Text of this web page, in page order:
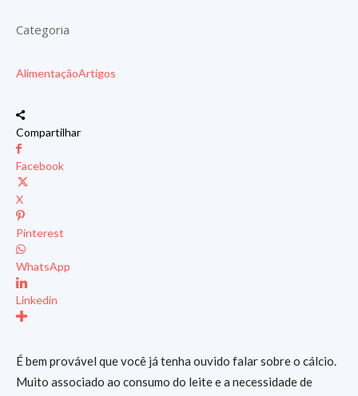
Categoria
AlimentaçãoArtigos
Compartilhar
Facebook
X
Pinterest
WhatsApp
Linkedin
É bem provável que você já tenha ouvido falar sobre o cálcio.
Muito associado ao consumo do leite e a necessidade de